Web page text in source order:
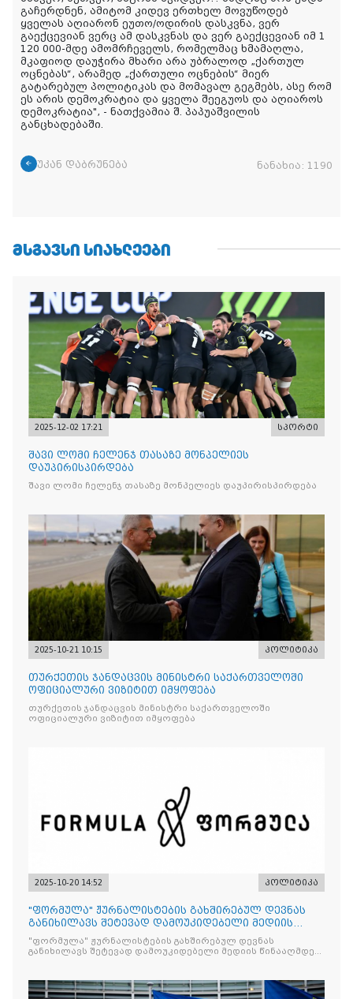
გაჩერდნენ, ამიტომ კიდევ ერთხელ მოვუწოდებ
ყველას აღიარონ ეუთო/ოდირის დასკვნა, ვერ
გაექცევიან ვერც ამ დასკვნას და ვერ გაექცევიან იმ 1
120 000-მდე ამომრჩეველს, რომელმაც ხმამაღლა,
მკაფიოდ დაუჭირა მხარი არა უბრალოდ „ქართულ
ოცნებას“, არამედ „ქართული ოცნების“ მიერ
გატარებულ პოლიტიკას და მომავალ გეგმებს, ასე რომ
ეს არის დემოკრატია და ყველა შეეგუოს და აღიაროს
დემოკრატია", - ნათქვამია შ. პაპუაშვილის
განცხადებაში.
უკან დაბრუნება ნანახია: 1190
ᲛᲡᲒᲐᲕᲡᲘ ᲡᲘᲐᲮᲚᲔᲔᲑᲘ
2025-12-02 17:21 სპორტი
შავი ლომი ჩელენჯ თასაზე მონპელიეს
დაუპირისპირდება
შავი ლომი ჩელენჯ თასაზე მონპელიეს დაუპირისპირდება
2025-10-21 10:15 პოლიტიკა
თურქეთის ჯანდაცვის მინისტრი საქართველოში
ოფიციალური ვიზიტით იმყოფება
თურქეთის ჯანდაცვის მინისტრი საქართველოში
ოფიციალური ვიზიტით იმყოფება
2025-10-20 14:52 პოლიტიკა
"ფორმულა" ჟურნალისტების გახშირებულ დევნას
განიხილავს შეტევად დამოუკიდებელი მედიის
წინააღმდ
"ფორმულა" ჟურნალისტების გახშირებულ დევნას
განიხილავს შეტევად დამოუკიდებელი მედიის წინააღმდეგ,